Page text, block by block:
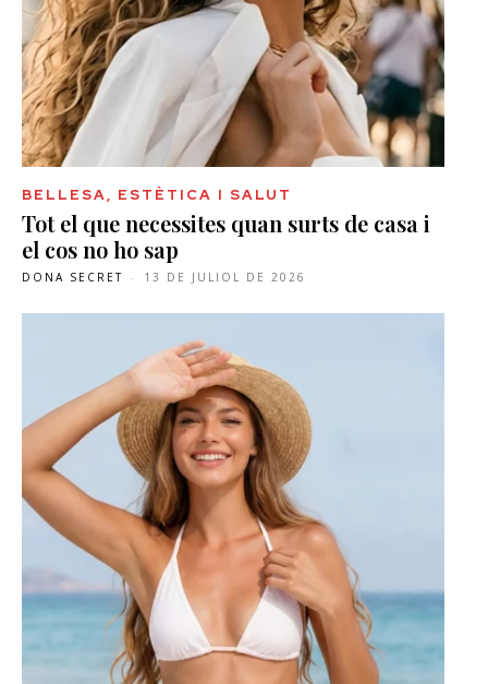
BELLESA, ESTÈTICA I SALUT
Tot el que necessites quan surts de casa i
el cos no ho sap
DONA SECRET - 13 DE JULIOL DE 2026